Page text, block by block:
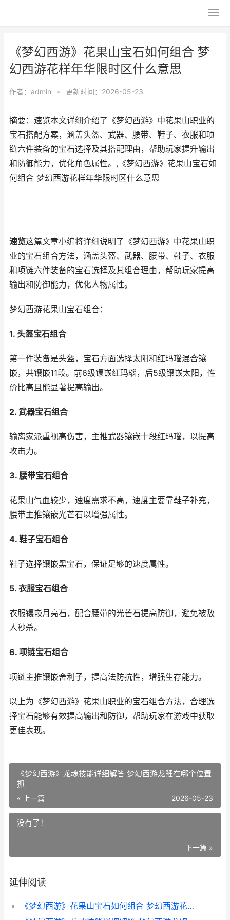
《梦幻西游》花果山宝石如何组合 梦
幻西游花样年华限时区什么意思
作者： admin • 更新时间：2026-05-23
摘要：速览本文详细介绍了《梦幻西游》中花果山职业的
宝石搭配方案，涵盖头盔、武器、腰带、鞋子、衣服和项
链六件装备的宝石选择及其搭配理由，帮助玩家提升输出
和防御能力，优化角色属性。,《梦幻西游》花果山宝石如
何组合 梦幻西游花样年华限时区什么意思
速览这篇文章小编将详细说明了《梦幻西游》中花果山职
业的宝石组合方法，涵盖头盔、武器、腰带、鞋子、衣服
和项链六件装备的宝石选择及其组合理由，帮助玩家提高
输出和防御能力，优化人物属性。
梦幻西游花果山宝石组合：
1. 头盔宝石组合
第一件装备是头盔，宝石方面选择太阳和红玛瑙混合镶
嵌，共镶嵌11段。前6级镶嵌红玛瑙，后5级镶嵌太阳，性
价比高且能显著提高输出。
2. 武器宝石组合
输离家派重视高伤害，主推武器镶嵌十段红玛瑙，以提高
攻击力。
3. 腰带宝石组合
花果山气血较少，速度需求不高，速度主要靠鞋子补充，
腰带主推镶嵌光芒石以增强属性。
4. 鞋子宝石组合
鞋子选择镶嵌黑宝石，保证足够的速度属性。
5. 衣服宝石组合
衣服镶嵌月亮石，配合腰带的光芒石提高防御，避免被敌
人秒杀。
6. 项链宝石组合
项链主推镶嵌舍利子，提高法防抗性，增强生存能力。
以上为《梦幻西游》花果山职业的宝石组合方法，合理选
择宝石能够有效提高输出和防御，帮助玩家在游戏中获取
更佳表现。
《梦幻西游》龙魂技能详细解答 梦幻西游龙鲤在哪个位置
抓
« 上一篇 2026-05-23
没有了！
下一篇 »
延伸阅读
《梦幻西游》花果山宝石如何组合 梦幻西游花样年华限时区什么意思